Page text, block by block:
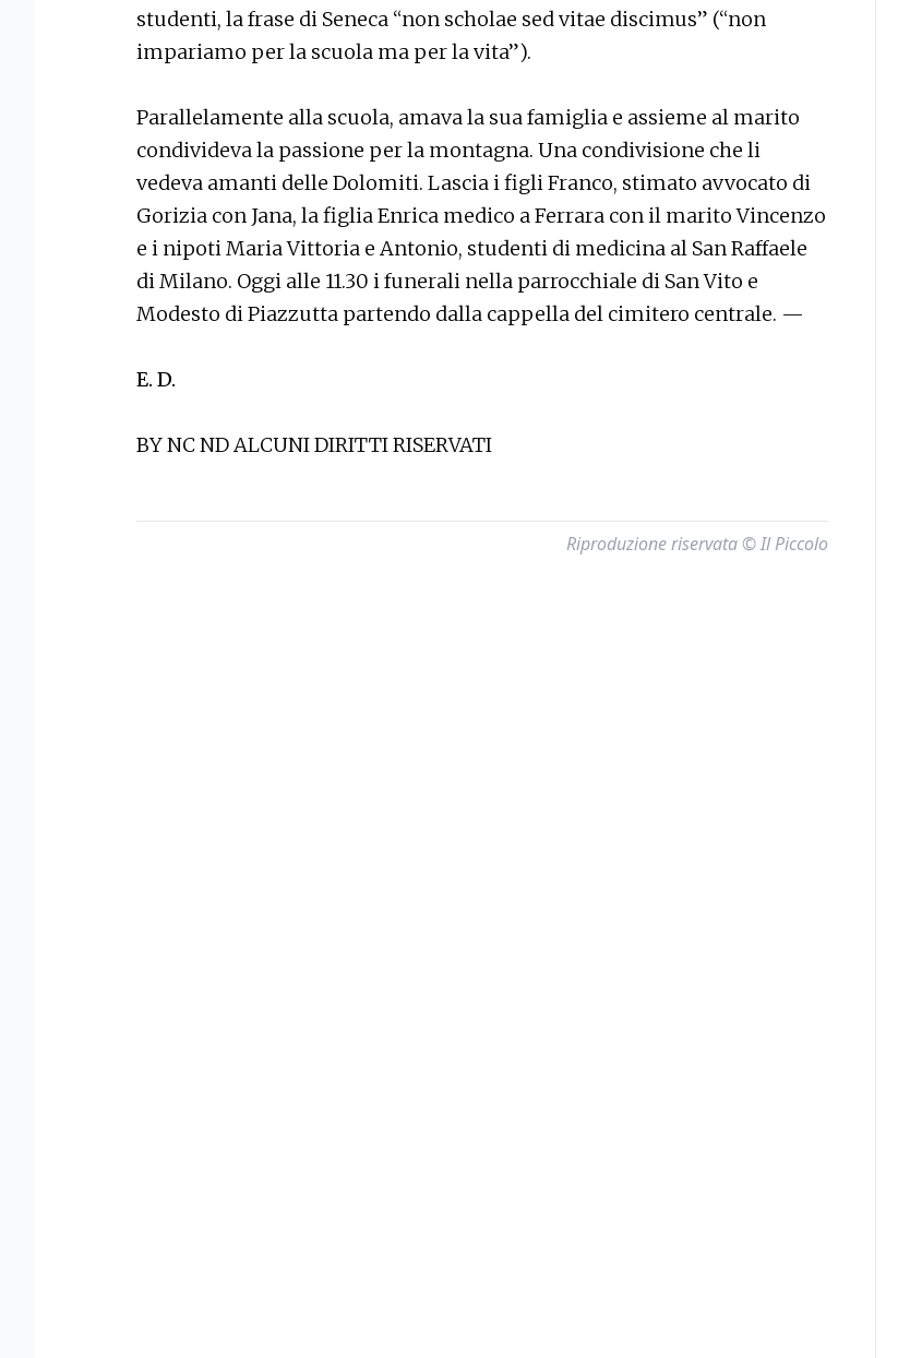
studenti, la frase di Seneca “non scholae sed vitae discimus” (“non
impariamo per la scuola ma per la vita”).
Parallelamente alla scuola, amava la sua famiglia e assieme al marito
condivideva la passione per la montagna. Una condivisione che li
vedeva amanti delle Dolomiti. Lascia i figli Franco, stimato avvocato di
Gorizia con Jana, la figlia Enrica medico a Ferrara con il marito Vincenzo
e i nipoti Maria Vittoria e Antonio, studenti di medicina al San Raffaele
di Milano. Oggi alle 11.30 i funerali nella parrocchiale di San Vito e
Modesto di Piazzutta partendo dalla cappella del cimitero centrale. —
E. D.
BY NC ND ALCUNI DIRITTI RISERVATI
Riproduzione riservata © Il Piccolo